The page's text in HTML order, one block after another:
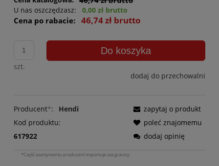
U nas oszczędzasz: 0,00 zł brutto
Cena po rabacie: 46,74 zł brutto
szt.
Do koszyka
dodaj do przechowalni
Producent*:
Hendi
Kod produktu:
617922
zapytaj o produkt
poleć znajomemu
dodaj opinię
*Część asortymentu producent importuje zza granicy.